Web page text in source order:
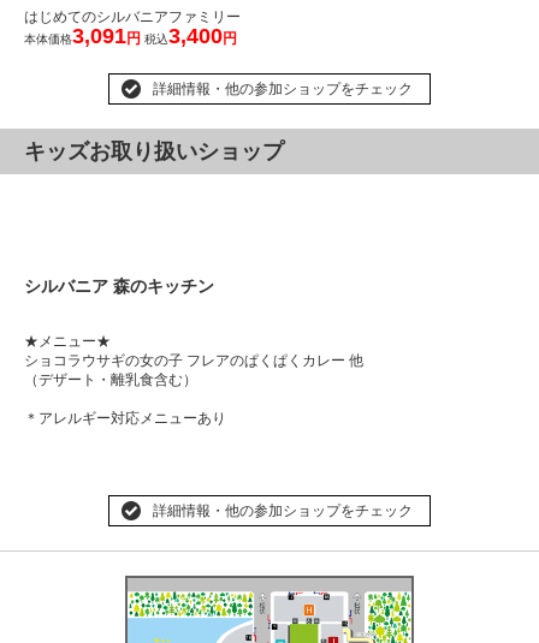
はじめてのシルバニアファミリー
本体価格3,091円 税込3,400円
詳細情報・他の参加ショップをチェック
キッズお取り扱いショップ
シルバニア 森のキッチン
★メニュー★
ショコラウサギの女の子 フレアのぱくぱくカレー 他
（デザート・離乳食含む）
＊アレルギー対応メニューあり
詳細情報・他の参加ショップをチェック